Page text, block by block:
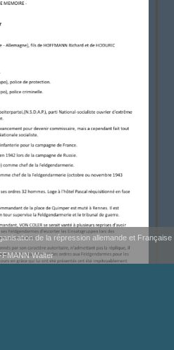
de la répression allemande et Française
Walter